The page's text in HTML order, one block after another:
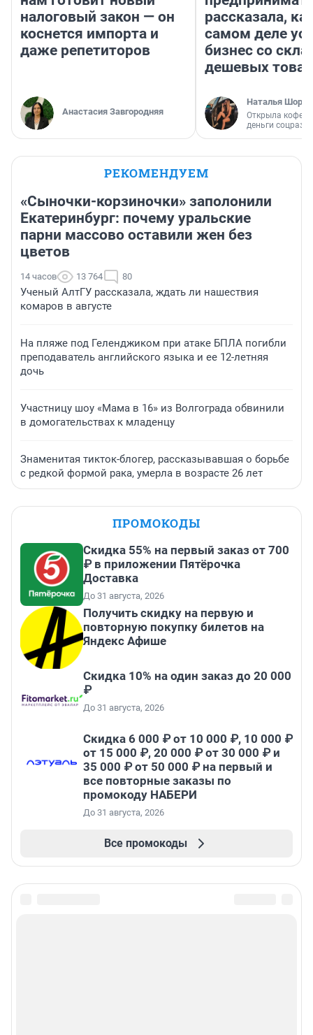
налоговый закон — он
коснется импорта и
даже репетиторов
Анастасия Завгородняя
рассказала,
самом деле
бизнес со
дешевых
Наталья
Открыла
деньги
РЕКОМЕНДУЕМ
«Сыночки-корзиночки» заполонили
Екатеринбург: почему уральские
парни массово оставили жен без
цветов
14 часов 13 764 80
Ученый АлтГУ рассказала, ждать ли нашествия
комаров в августе
На пляже под Геленджиком при атаке БПЛА погибли
преподаватель английского языка и ее 12-летняя
дочь
Участницу шоу «Мама в 16» из Волгограда обвинили
в домогательствах к младенцу
Знаменитая тикток-блогер, рассказывавшая о борьбе
с редкой формой рака, умерла в возрасте 26 лет
ПРОМОКОДЫ
Скидка 55% на первый заказ от 700
₽ в приложении Пятёрочка
Доставка
До 31 августа, 2026
Получить скидку на первую и
повторную покупку билетов на
Яндекс Афише
Скидка 10% на один заказ до 20 000
₽
До 31 августа, 2026
Скидка 6 000 ₽ от 10 000 ₽, 10 000 ₽
от 15 000 ₽, 20 000 ₽ от 30 000 ₽ и
35 000 ₽ от 50 000 ₽ на первый и
все повторные заказы по
промокоду НАБЕРИ
До 31 августа, 2026
Все промокоды